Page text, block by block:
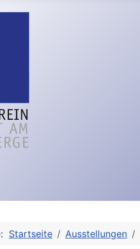
Startseite Ausstellungen